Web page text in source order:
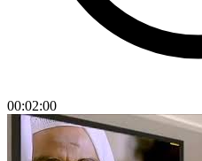
00:02:00